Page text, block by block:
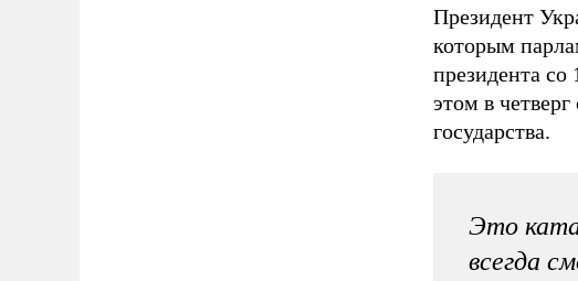
Президент
которым
президента
этом в
государства.
Это
всегда